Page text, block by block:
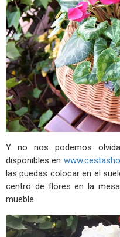
Y no nos podemos
disponibles en
las puedas colocar en el
centro de flores en la
mueble.